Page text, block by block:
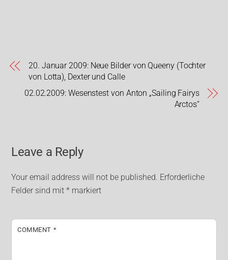
20. Januar 2009: Neue Bilder von Queeny (Tochter
von Lotta), Dexter und Calle
02.02.2009: Wesenstest von Anton „Sailing Fairys
Arctos“
Leave a Reply
Your email address will not be published. Erforderliche
Felder sind mit* markiert
COMMENT *